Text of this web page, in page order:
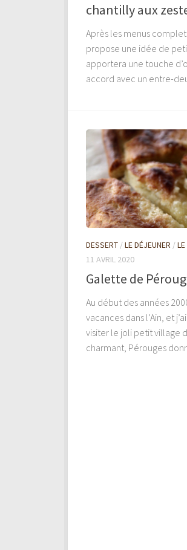
chantilly aux
Après les menus
propose une idée de
apportera une touche
accord avec un entre-
DESSERT /LE DÉJEUNER /LE
11 AVRIL 2020
Galette de
Au début des années
vacances dans l’Ain, et
visiter le joli petit village
charmant, Pérouges